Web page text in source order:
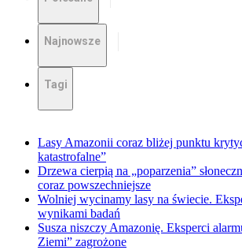
Najnowsze
Tagi
Lasy Amazonii coraz bliżej punktu
katastrofalne”
Drzewa cierpią na „poparzenia”
coraz powszechniejsze
Wolniej wycinamy lasy na świecie.
wynikami badań
Susza niszczy Amazonię. Eksperci
Ziemi” zagrożone